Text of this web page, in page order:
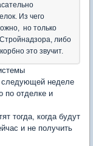
Из чего
но только
либо
это звучит.
следующей неделе
по отделке и
тогда, когда будут
и не получить